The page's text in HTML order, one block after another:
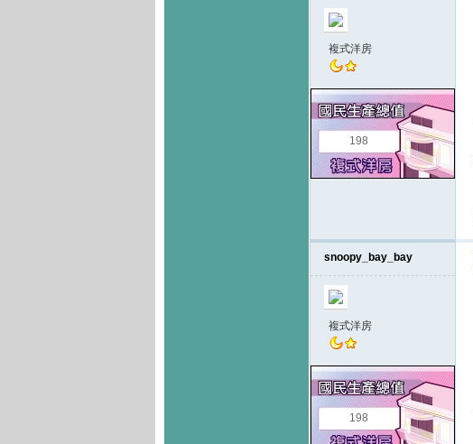
複式洋房
198
snoopy_bay_bay
複式洋房
198